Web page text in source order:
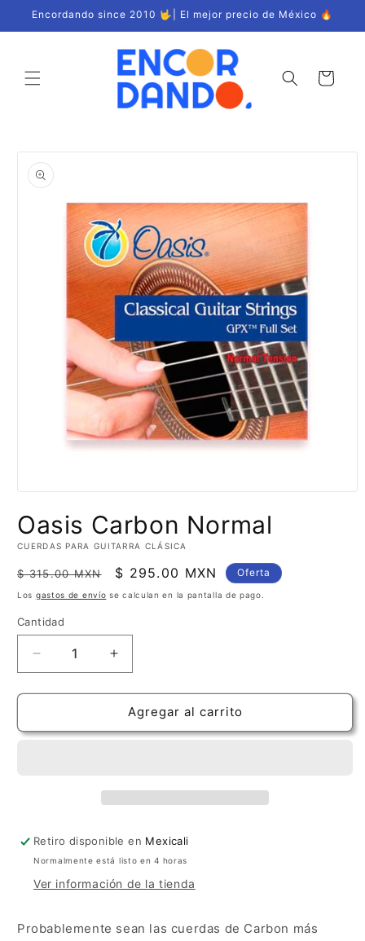
directamente
al contenido
Encordando since 2010 🤟| El mejor precio de México 🔥
Carrito
directamente
información
Abrir
multimedia
1
en
ventana
modal
Oasis Carbon Normal
CUERDAS PARA GUITARRA CLÁSICA
Precio
habitual
$ 315.00 MXN
Precio
de
$ 295.00 MXN Oferta
Los gastos de envío se calculan en la pantalla de pago.
Cantidad
Cantidad
Reducir
cantidad
para
Carbon
Aumentar
cantidad
para
Oasis
Carbon
Agregar al carrito
Retiro disponible en Mexicali
Normalmente está listo en 4 horas
Ver información de la tienda
Probablemente sean las cuerdas de Carbon más